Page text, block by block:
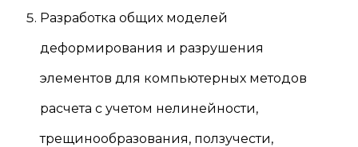
Разработка общих моделей
деформирования и разрушения
элементов для компьютерных методов
расчета с учетом нелинейности,
трещинообразования, ползучести,